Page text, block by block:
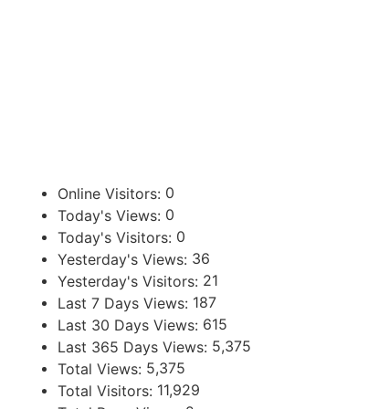
Online Visitors: 0
Today's Views: 0
Today's Visitors: 0
Yesterday's Views: 36
Yesterday's Visitors: 21
Last 7 Days Views: 187
Last 30 Days Views: 615
Last 365 Days Views: 5,375
Total Views: 5,375
Total Visitors: 11,929